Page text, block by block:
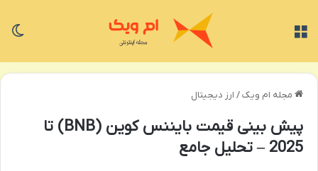
مجله ام ویک/ ارز دیجیتال
پیش بینی قیمت بایننس کوین (BNB) تا
2025 – تحلیل جامع